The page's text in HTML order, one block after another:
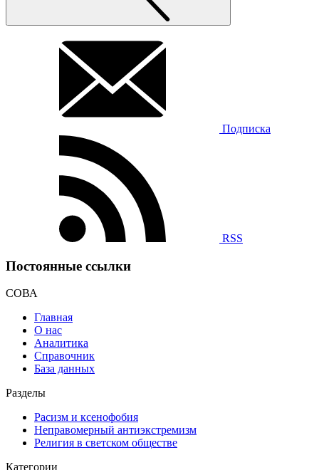
Подписка
RSS
Постоянные ссылки
СОВА
Главная
О нас
Аналитика
Справочник
База данных
Разделы
Расизм и ксенофобия
Неправомерный антиэкстремизм
Религия в светском обществе
Категории